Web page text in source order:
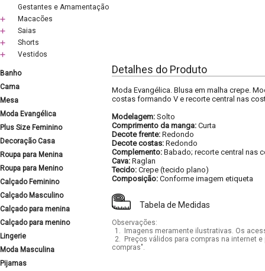
Gestantes e Amamentação
Macacões
Saias
Shorts
Vestidos
Banho
Cama
Mesa
Moda Evangélica
Plus Size Feminino
Decoração Casa
Roupa para Menina
Roupa para Menino
Calçado Feminino
Calçado Masculino
Calçado para menina
Calçado para menino
Lingerie
Moda Masculina
Pijamas
Detalhes do Produto
Moda Evangélica. Blusa em malha crepe.
costas formando V e recorte central nas
Modelagem: Solto
Comprimento da manga: Curta
Decote frente: Redondo
Decote costas: Redondo
Complemento: Babado; recorte central nas
Cava: Raglan
Tecido: Crepe (tecido plano)
Composição: Conforme imagem etiqueta
Tabela de Medidas
Observações:
1.
Imagens meramente ilustrativas. Os
2.
Preços válidos para compras na internet
compras".